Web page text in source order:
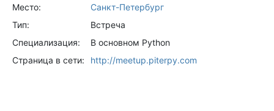
Место:
Санкт-Петербург
Тип:
Встреча
Специализация:
В основном Python
Страница в сети:
http://meetup.piterpy.com